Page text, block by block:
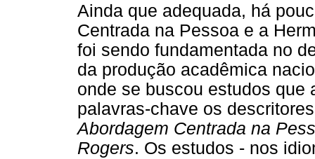
Ainda que adequada, há
Centrada na Pessoa e a
foi sendo fundamentada no
da produção acadêmica
onde se buscou estudos que
palavras-chave os
Abordagem Centrada na
Rogers. Os estudos - nos